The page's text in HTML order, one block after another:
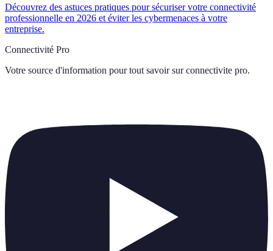
Découvrez des astuces pratiques pour sécuriser votre connectivité
professionnelle en 2026 et éviter les cybermenaces à votre
entreprise.
Connectivité Pro
Votre source d'information pour tout savoir sur connectivite pro.